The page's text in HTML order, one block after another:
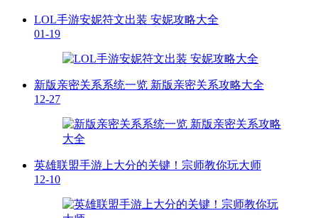
LOL手游安妮符文出装 安妮攻略大全
01-19
新版亲密关系系统一览 新版亲密关系攻略大全
12-27
英雄联盟手游上大分的关键！宗师教你玩大师
12-10